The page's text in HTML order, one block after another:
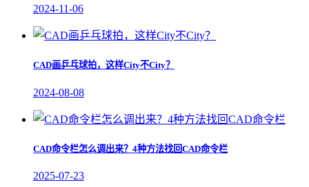
2024-11-06
CAD画乒乓球拍，这样City不City？
2024-08-08
CAD命令栏怎么调出来？4种方法找回CAD命令栏
2025-07-23